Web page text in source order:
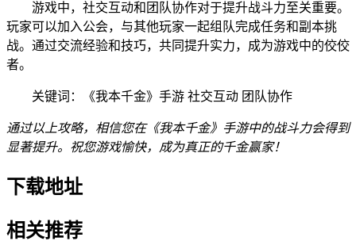
游戏中，社交互动和团队协作对于提升战斗力至关重要。
玩家可以加入公会，与其他玩家一起组队完成任务和副本挑
战。通过交流经验和技巧，共同提升实力，成为游戏中的佼佼
者。
关键词：《我本千金》手游 社交互动 团队协作
通过以上攻略，相信您在《我本千金》手游中的战斗力会得到
显著提升。祝您游戏愉快，成为真正的千金赢家！
下载地址
相关推荐